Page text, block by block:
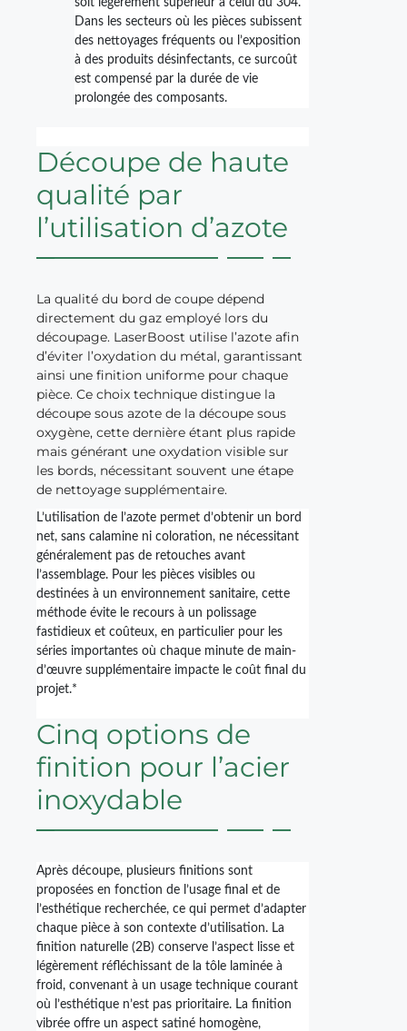
Dans les secteurs où les pièces subissent
des nettoyages fréquents ou l’exposition
à des produits désinfectants, ce surcoût
est compensé par la durée de vie
prolongée des composants.
Découpe de haute
qualité par
l’utilisation d’azote
La qualité du bord de coupe dépend
directement du gaz employé lors du
découpage. LaserBoost utilise l’azote afin
d’éviter l’oxydation du métal, garantissant
ainsi une finition uniforme pour chaque
pièce. Ce choix technique distingue la
découpe sous azote de la découpe sous
oxygène, cette dernière étant plus rapide
mais générant une oxydation visible sur
les bords, nécessitant souvent une étape
de nettoyage supplémentaire.
L’utilisation de l’azote permet d’obtenir un bord
net, sans calamine ni coloration, ne nécessitant
généralement pas de retouches avant
l’assemblage. Pour les pièces visibles ou
destinées à un environnement sanitaire, cette
méthode évite le recours à un polissage
fastidieux et coûteux, en particulier pour les
séries importantes où chaque minute de main-
d’œuvre supplémentaire impacte le coût final du
projet.*
Cinq options de
finition pour l’acier
inoxydable
Après découpe, plusieurs finitions sont
proposées en fonction de l’usage final et de
l’esthétique recherchée, ce qui permet d’adapter
chaque pièce à son contexte d’utilisation. La
finition naturelle (2B) conserve l’aspect lisse et
légèrement réfléchissant de la tôle laminée à
froid, convenant à un usage technique courant
où l’esthétique n’est pas prioritaire. La finition
vibrée offre un aspect satiné homogène,